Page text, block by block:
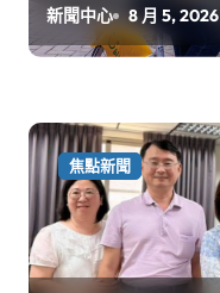
新聞中心 8 月 5, 2026
焦點新聞